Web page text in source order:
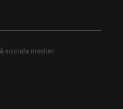
sociala medier.